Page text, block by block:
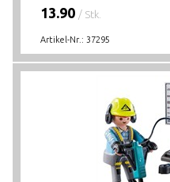
13.90 / Stk.
Artikel-Nr.: 37295